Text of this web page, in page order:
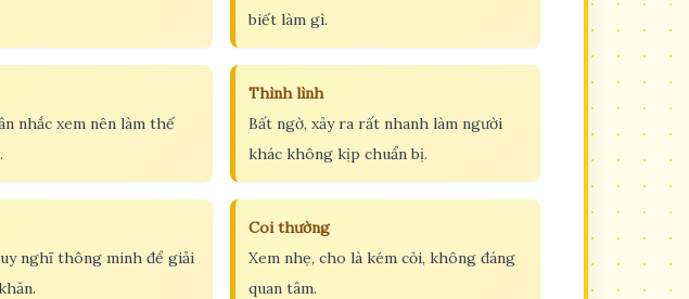
biết làm gì.
nhắc xem nên làm thế
Thình lình
Bất ngờ, xảy ra rất nhanh làm người
khác không kịp chuẩn bị.
nghĩ thông minh để giải
Coi thường
Xem nhẹ, cho là kém cỏi, không đáng
quan tâm.